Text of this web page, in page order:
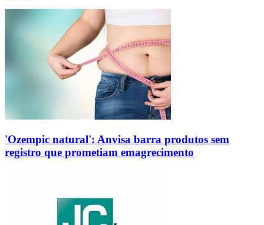
'Ozempic natural': Anvisa barra produtos sem
registro que prometiam emagrecimento